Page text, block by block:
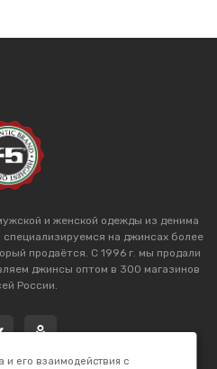
и женской одежды из денима
специализируемся на джинсах более
продаётся. С 1996 г. мы продали
джинсы оптом в 300 магазинов
России.
и его взаимодействия с